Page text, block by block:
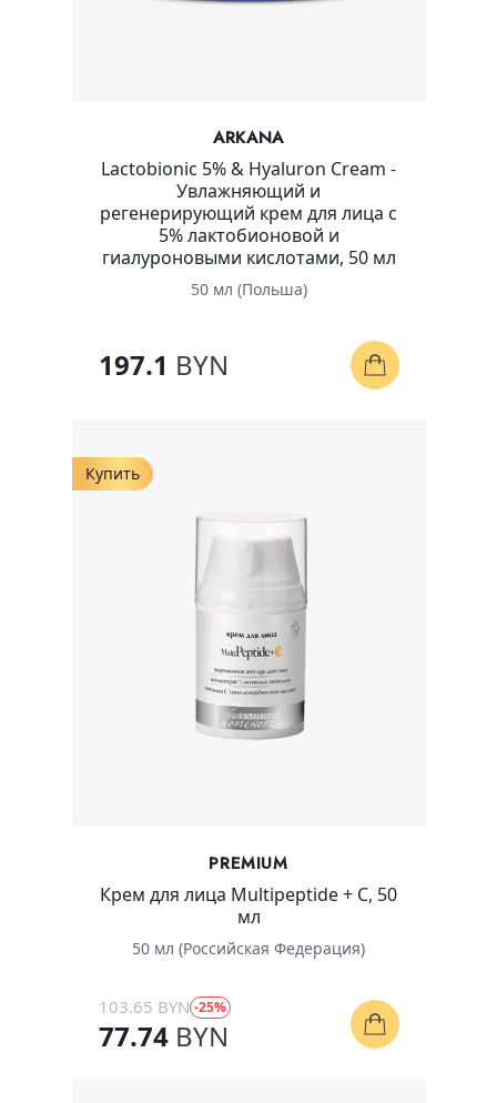
ARKANA
Lactobionic 5% & Hyaluron Cream -
Увлажняющий и
регенерирующий крем для лица с
5% лактобионовой и
гиалуроновыми кислотами, 50 мл
50 мл (Польша)
197.1 BYN
Купить
PREMIUM
Крем для лица Multipeptide + C, 50
мл
50 мл (Российская Федерация)
103.65 BYN -25%
77.74 BYN